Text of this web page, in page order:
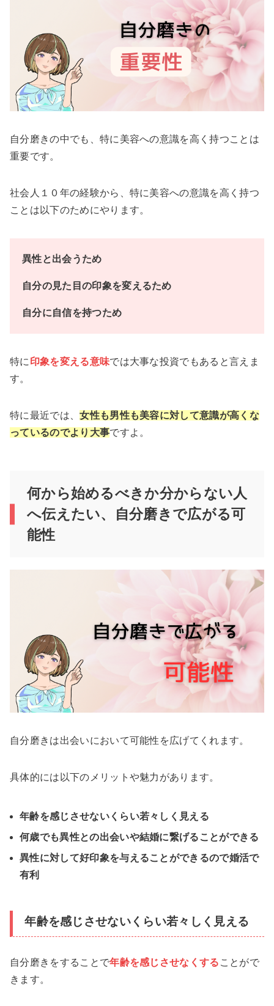
自分磨きの中でも、特に美容への意識を高く持つことは
重要です。
社会人１０年の経験から、特に美容への意識を高く持つ
ことは以下のためにやります。
異性と出会うため
自分の見た目の印象を変えるため
自分に自信を持つため
特に印象を変える意味では大事な投資でもあると言えま
す。
特に最近では、女性も男性も美容に対して意識が高くな
っているのでより大事ですよ。
何から始めるべきか分からない人
へ伝えたい、自分磨きで広がる可
能性
自分磨きは出会いにおいて可能性を広げてくれます。
具体的には以下のメリットや魅力があります。
年齢を感じさせないくらい若々しく見える
何歳でも異性との出会いや結婚に繋げることができる
異性に対して好印象を与えることができるので婚活で
有利
年齢を感じさせないくらい若々しく見える
自分磨きをすることで年齢を感じさせなくする ことがで
きます。